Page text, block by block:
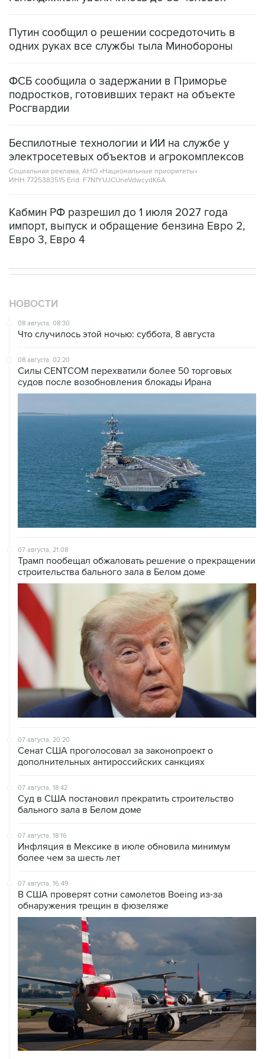
Путин сообщил о решении сосредоточить в
одних руках все службы тыла Минобороны
ФСБ сообщила о задержании в Приморье
подростков, готовивших теракт на объекте
Росгвардии
Беспилотные технологии и ИИ на службе у
электросетевых объектов и агрокомплексов
Социальная реклама, АНО «Национальные приоритеты».
ИНН 7725383515 Erid: F7NfYUJCUneVdwcydK6A
Кабмин РФ разрешил до 1 июля 2027 года
импорт, выпуск и обращение бензина Евро 2,
Евро 3, Евро 4
НОВОСТИ
08 августа, 08:30
Что случилось этой ночью: суббота, 8 августа
08 августа, 02:20
Силы CENTCOM перехватили более 50 торговых
судов после возобновления блокады Ирана
07 августа, 21:08
Трамп пообещал обжаловать решение о прекращении
строительства бального зала в Белом доме
07 августа, 20:20
Сенат США проголосовал за законопроект о
дополнительных антироссийских санкциях
07 августа, 18:42
Суд в США постановил прекратить строительство
бального зала в Белом доме
07 августа, 18:16
Инфляция в Мексике в июле обновила минимум
более чем за шесть лет
07 августа, 16:49
В США проверят сотни самолетов Boeing из-за
обнаружения трещин в фюзеляже